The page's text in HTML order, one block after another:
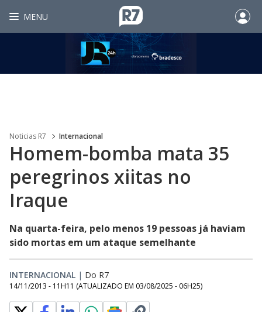
MENU
Noticias R7 Internacional
Homem-bomba mata 35
peregrinos xiitas no
Iraque
Na quarta-feira, pelo menos 19 pessoas já haviam
sido mortas em um ataque semelhante
INTERNACIONAL | Do R7
14/11/2013 - 11H11 (ATUALIZADO EM 03/08/2025 - 06H25)